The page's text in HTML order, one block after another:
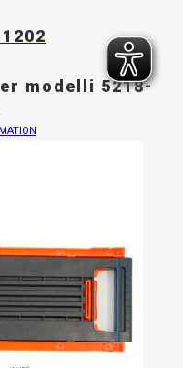
modelli 5218-